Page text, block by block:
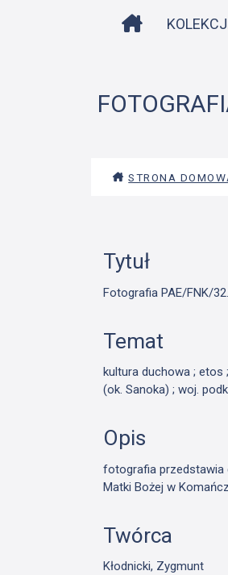
STRONA
STRONA
Tytuł
Fotografia PAE/FNK/
Temat
kultura duchowa ; etos
(ok. Sanoka) ; woj.
Opis
fotografia przedstawia
Matki Bożej w
Twórca
Kłodnicki, Zygmunt